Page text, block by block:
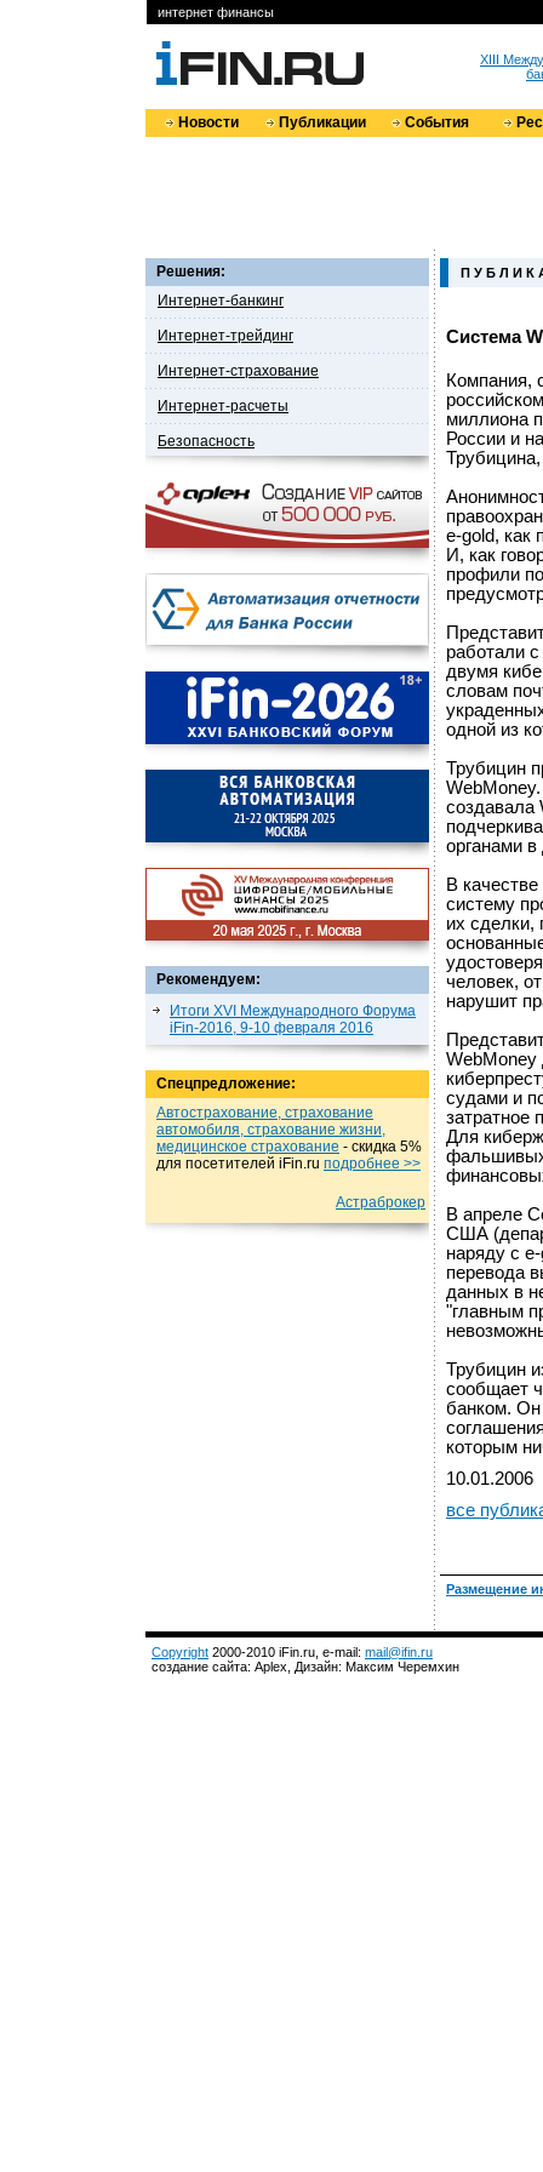
интернет финансы
XIII
Новости Публикации События
Решения:
Интернет-банкинг
Интернет-трейдинг
Интернет-страхование
Интернет-расчеты
Безопасность
Рекомендуем:
Итоги XVI Международного Форума
iFin-2016, 9-10 февраля 2016
Спецпредложение:
Автострахование, страхование
автомобиля, страхование жизни,
медицинское страхование - cкидка 5%
для посетителей iFin.ru подробнеe >>
Астраброкер
П У Б Л И К
Система
Компания,
миллиона
России и
Трубицина,
e-gold, как
И, как
профили
работали
двумя
словам
одной из
Трубицин
WebMoney.
создавала
органами
В
систему
их сделки,
человек,
нарушит
WebMoney
судами и
затратное
Для
фальшивых
В апреле
США
наряду с
перевода
данных в
"главным
Трубицин
сообщает
банком.
которым
10.01.2006
все
Размещение
Copyright 2000-2010 iFin.ru, e-mail: mail@ifin.ru
создание сайта: Aplex, Дизайн: Максим Черемхин